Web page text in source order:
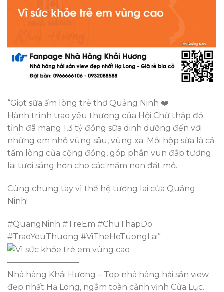
“Giọt sữa ấm lòng trẻ thơ Quảng Ninh ❤️
Hành trình trao yêu thương của Hội Chữ thập đỏ
tỉnh đã mang 1,3 tỷ đồng sữa dinh dưỡng đến với
những em nhỏ vùng sâu, vùng xa. Mỗi hộp sữa là cả
tấm lòng của cộng đồng, góp phần vun đắp tương
lai tươi sáng hơn cho các mầm non đất mỏ.
Cùng chung tay vì thế hệ tương lai của Quảng
Ninh!
#QuangNinh #TreEm #ChuThapDo
#TraoYeuThuong #ViTheHeTuongLai”
—————————
Nhà hàng Khải Hương – Top nhà hàng hải sản view
đẹp nhất Hạ Long, ngắm toàn cảnh vịnh Cửa Lục.